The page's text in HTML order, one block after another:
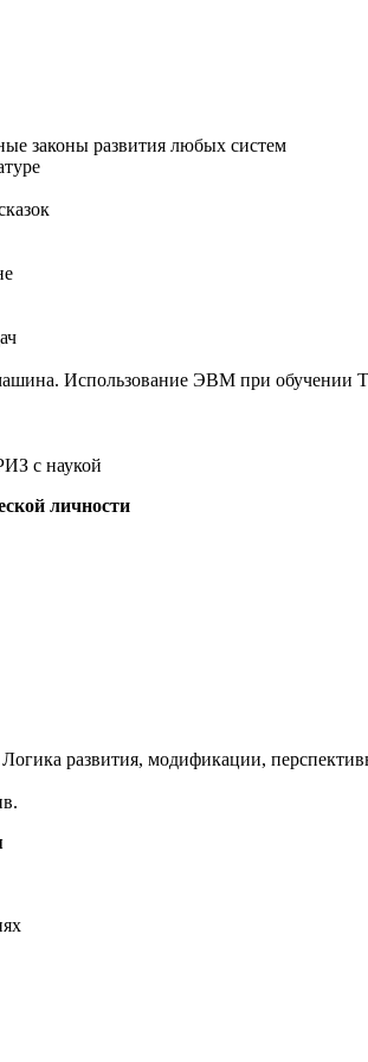
законы развития любых систем
Использование ЭВМ при обучении
с наукой
личности
развития, модификации,